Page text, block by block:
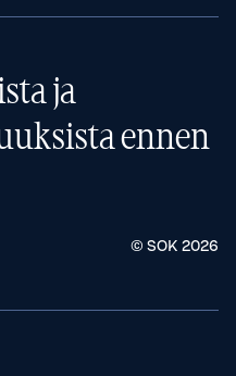
ja
ennen
© SOK 2026